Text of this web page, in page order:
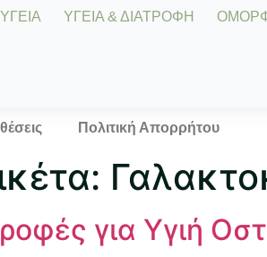
ΥΓΕΙΑ ΥΓΕΙΑ & ΔΙΑΤΡΟΦΗ
Πολιτική Απορρήτου
για Υγιή